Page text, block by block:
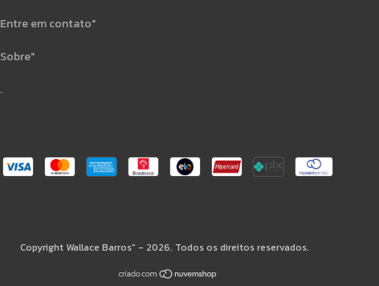
Entre em contato"
Sobre"
.
Copyright Wallace Barros" - 2026. Todos os direitos reservados.